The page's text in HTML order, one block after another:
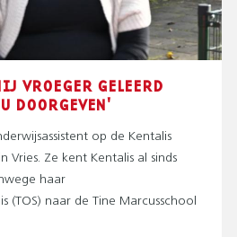
VROEGER GELEERD
DOORGEVEN'
op de Kentalis
Vries. Ze kent Kentalis al sinds
haar
(TOS) naar de Tine Marcusschool